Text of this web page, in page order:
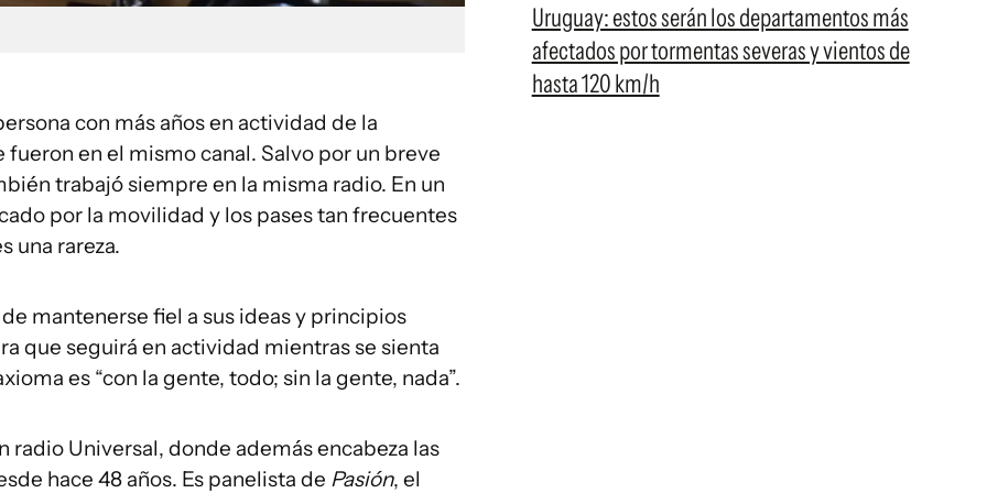
con más años en actividad de la
en el mismo canal. Salvo por un breve
trabajó siempre en la misma radio. En un
por la movilidad y los pases tan frecuentes
una rareza.
mantenerse fiel a sus ideas y principios
que seguirá en actividad mientras se sienta
es “con la gente, todo; sin la gente, nada”.
radio Universal, donde además encabeza las
hace 48 años. Es panelista de Pasión, el
Uruguay: estos serán los departamentos más
afectados por tormentas severas y vientos de
hasta 120 km/h